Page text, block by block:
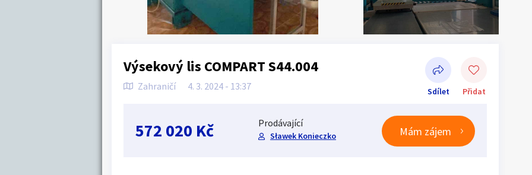
Výsekový lis COMPART S44.004
Zahraničí 4. 3. 2024 - 13:37 Sdílet Přidat
Sdílet na Facebooku
572 020 Kč Prodávající
Sławek Konieczko Mám zájem